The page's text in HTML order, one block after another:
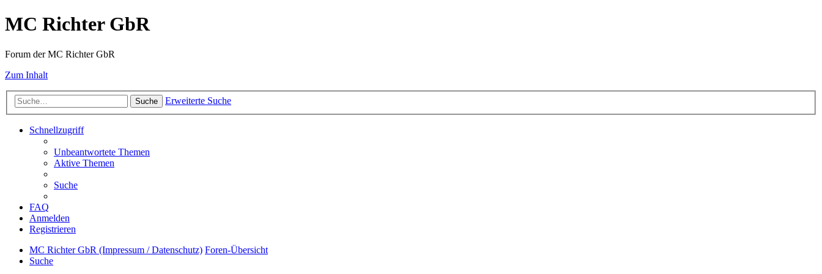
MC Richter GbR
Forum der MC Richter GbR
Zum Inhalt
Suche Erweiterte Suche
Schnellzugriff
Unbeantwortete Themen
Aktive Themen
Suche
FAQ
Anmelden
Registrieren
MC Richter GbR (Impressum / Datenschutz) Foren-Übersicht
Suche